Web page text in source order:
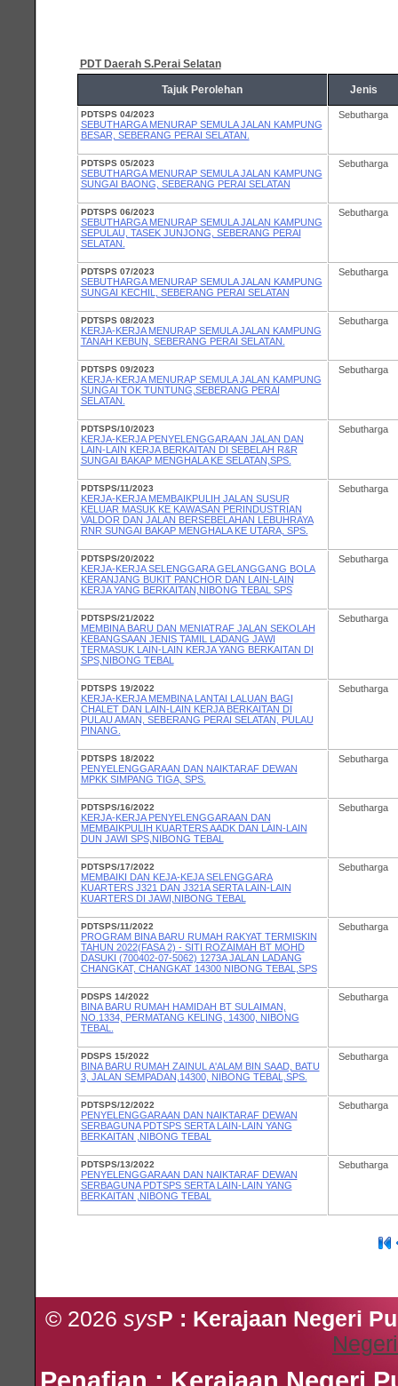
PDT Daerah S.Perai Selatan
Tajuk Perolehan Jenis
PDTSPS 04/2023
SEBUTHARGA MENURAP SEMULA JALAN KAMPUNG
BESAR, SEBERANG PERAI SELATAN.
Sebutharga
PDTSPS 05/2023
SEBUTHARGA MENURAP SEMULA JALAN KAMPUNG
SUNGAI BAONG, SEBERANG PERAI SELATAN
Sebutharga
PDTSPS 06/2023
SEBUTHARGA MENURAP SEMULA JALAN KAMPUNG
SEPULAU, TASEK JUNJONG, SEBERANG PERAI
SELATAN.
Sebutharga
PDTSPS 07/2023
SEBUTHARGA MENURAP SEMULA JALAN KAMPUNG
SUNGAI KECHIL, SEBERANG PERAI SELATAN
Sebutharga
PDTSPS 08/2023
KERJA-KERJA MENURAP SEMULA JALAN KAMPUNG
TANAH KEBUN, SEBERANG PERAI SELATAN.
Sebutharga
PDTSPS 09/2023
KERJA-KERJA MENURAP SEMULA JALAN KAMPUNG
SUNGAI TOK TUNTUNG,SEBERANG PERAI
SELATAN.
Sebutharga
PDTSPS/10/2023
KERJA-KERJA PENYELENGGARAAN JALAN DAN
LAIN-LAIN KERJA BERKAITAN DI SEBELAH R&R
SUNGAI BAKAP MENGHALA KE SELATAN,SPS.
Sebutharga
PDTSPS/11/2023
KERJA-KERJA MEMBAIKPULIH JALAN SUSUR
KELUAR MASUK KE KAWASAN PERINDUSTRIAN
VALDOR DAN JALAN BERSEBELAHAN LEBUHRAYA
RNR SUNGAI BAKAP MENGHALA KE UTARA, SPS.
Sebutharga
PDTSPS/20/2022
KERJA-KERJA SELENGGARA GELANGGANG BOLA
KERANJANG BUKIT PANCHOR DAN LAIN-LAIN
KERJA YANG BERKAITAN,NIBONG TEBAL SPS
Sebutharga
PDTSPS/21/2022
MEMBINA BARU DAN MENIATRAF JALAN SEKOLAH
KEBANGSAAN JENIS TAMIL LADANG JAWI
TERMASUK LAIN-LAIN KERJA YANG BERKAITAN DI
SPS,NIBONG TEBAL
Sebutharga
PDTSPS 19/2022
KERJA-KERJA MEMBINA LANTAI LALUAN BAGI
CHALET DAN LAIN-LAIN KERJA BERKAITAN DI
PULAU AMAN, SEBERANG PERAI SELATAN, PULAU
PINANG.
Sebutharga
PDTSPS 18/2022
PENYELENGGARAAN DAN NAIKTARAF DEWAN
MPKK SIMPANG TIGA, SPS.
Sebutharga
PDTSPS/16/2022
KERJA-KERJA PENYELENGGARAAN DAN
MEMBAIKPULIH KUARTERS AADK DAN LAIN-LAIN
DUN JAWI SPS,NIBONG TEBAL
Sebutharga
PDTSPS/17/2022
MEMBAIKI DAN KEJA-KEJA SELENGGARA
KUARTERS J321 DAN J321A SERTA LAIN-LAIN
KUARTERS DI JAWI,NIBONG TEBAL
Sebutharga
PDTSPS/11/2022
PROGRAM BINA BARU RUMAH RAKYAT TERMISKIN
TAHUN 2022(FASA 2) - SITI ROZAIMAH BT MOHD
DASUKI (700402-07-5062) 1273A JALAN LADANG
CHANGKAT, CHANGKAT 14300 NIBONG TEBAL,SPS
Sebutharga
PDSPS 14/2022
BINA BARU RUMAH HAMIDAH BT SULAIMAN,
NO.1334, PERMATANG KELING, 14300, NIBONG
TEBAL.
Sebutharga
PDSPS 15/2022
BINA BARU RUMAH ZAINUL A'ALAM BIN SAAD, BATU
3, JALAN SEMPADAN,14300, NIBONG TEBAL,SPS.
Sebutharga
PDTSPS/12/2022
PENYELENGGARAAN DAN NAIKTARAF DEWAN
SERBAGUNA PDTSPS SERTA LAIN-LAIN YANG
BERKAITAN ,NIBONG TEBAL
Sebutharga
PDTSPS/13/2022
PENYELENGGARAAN DAN NAIKTARAF DEWAN
SERBAGUNA PDTSPS SERTA LAIN-LAIN YANG
BERKAITAN ,NIBONG TEBAL
Sebutharga
© 2026 sysP : Kerajaan Negeri